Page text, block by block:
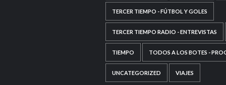
TERCER TIEMPO - FÚTBOL Y GOLES
TERCER TIEMPO RADIO - ENTREVISTAS
TIEMPO TODOS A LOS BOTES -
UNCATEGORIZED VIAJES